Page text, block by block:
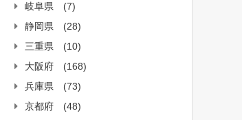
岐阜県
(7)
静岡県
(28)
三重県
(10)
大阪府
(168)
兵庫県
(73)
京都府
(48)